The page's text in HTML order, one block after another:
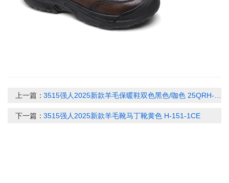
上一篇：
下一篇：3515强人2025新款羊毛靴马丁靴黄色 H-151-1CE